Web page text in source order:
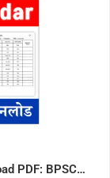
PDF: BPSC…